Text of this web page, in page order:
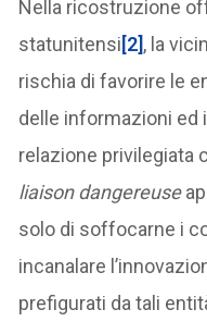
Nella ricostruzione
statunitensi[2], la
rischia di favorire le
delle informazioni ed
relazione privilegiata
liaison dangereuse
solo di soffocarne i
incanalare
prefigurati da tali